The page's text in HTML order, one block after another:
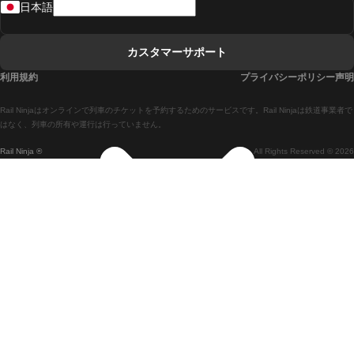
マドリードからセビリアまでの列車
マドリードからアリカンテまでの列車
Rail Ninja ® All Rights Reserved © 2026
Rail Ninjaはオンラインで列車のチケットを予約するためのサービスです。Rail Ninjaは鉄道事業者で
はなく、列車の所有や運行は行っていません。
日本語
カスタマーサポート
利用規約 プライバシーポリシー声明